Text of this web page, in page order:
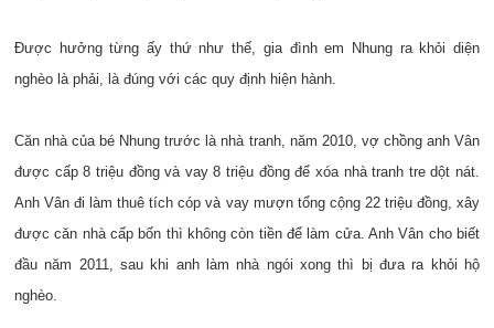
Được hưởng từng ấy thứ như thế, gia đình em Nhung ra khỏi diện
nghèo là phải, là đúng với các quy định hiện hành.
Căn nhà của bé Nhung trước là nhà tranh, năm 2010, vợ chồng anh Vân
được cấp 8 triệu đồng và vay 8 triệu đồng để xóa nhà tranh tre dột nát.
Anh Vân đi làm thuê tích cóp và vay mượn tổng cộng 22 triệu đồng, xây
được căn nhà cấp bốn thì không còn tiền để làm cửa. Anh Vân cho biết
đầu năm 2011, sau khi anh làm nhà ngói xong thì bị đưa ra khỏi hộ
nghèo.